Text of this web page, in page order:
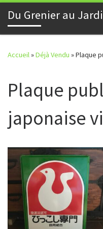
Skip to content
Du Grenier au
Accueil»Déjà Vendu »Plaque
Plaque
japonaise